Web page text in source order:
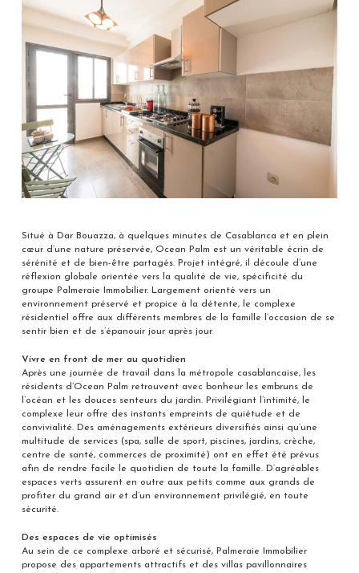
Situé à Dar Bouazza, à quelques minutes de Casablanca et en plein
cœur d’une nature préservée, Ocean Palm est un véritable écrin de
sérénité et de bien-être partagés. Projet intégré, il découle d’une
réflexion globale orientée vers la qualité de vie, spécificité du
groupe Palmeraie Immobilier. Largement orienté vers un
environnement préservé et propice à la détente, le complexe
résidentiel offre aux différents membres de la famille l’occasion de se
sentir bien et de s’épanouir jour après jour.
Vivre en front de mer au quotidien
Après une journée de travail dans la métropole casablancaise, les
résidents d’Ocean Palm retrouvent avec bonheur les embruns de
l’océan et les douces senteurs du jardin. Privilégiant l’intimité, le
complexe leur offre des instants empreints de quiétude et de
convivialité. Des aménagements extérieurs diversifiés ainsi qu’une
multitude de services (spa, salle de sport, piscines, jardins, crèche,
centre de santé, commerces de proximité) ont en effet été prévus
afin de rendre facile le quotidien de toute la famille. D’agréables
espaces verts assurent en outre aux petits comme aux grands de
profiter du grand air et d’un environnement privilégié, en toute
sécurité.
Des espaces de vie optimisés
Au sein de ce complexe arboré et sécurisé, Palmeraie Immobilier
propose des appartements attractifs et des villas pavillonnaires